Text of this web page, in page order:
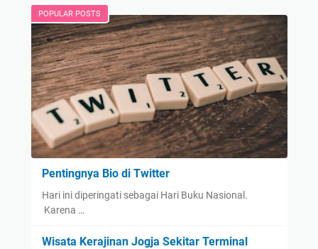
POPULAR POSTS
Pentingnya Bio di Twitter
Hari ini diperingati sebagai Hari Buku Nasional.
Karena …
Wisata Kerajinan Jogja Sekitar Terminal